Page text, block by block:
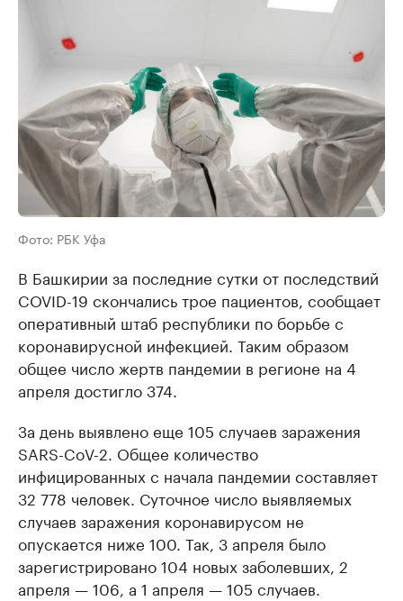
Фото: РБК Уфа
В Башкирии за последние сутки от последствий
COVID-19 скончались трое пациентов, сообщает
оперативный штаб республики по борьбе с
коронавирусной инфекцией. Таким образом
общее число жертв пандемии в регионе на 4
апреля достигло 374.
За день выявлено еще 105 случаев заражения
SARS-CoV-2. Общее количество
инфицированных с начала пандемии составляет
32 778 человек. Суточное число выявляемых
случаев заражения коронавирусом не
опускается ниже 100. Так, 3 апреля было
зарегистрировано 104 новых заболевших, 2
апреля — 106, а 1 апреля — 105 случаев.